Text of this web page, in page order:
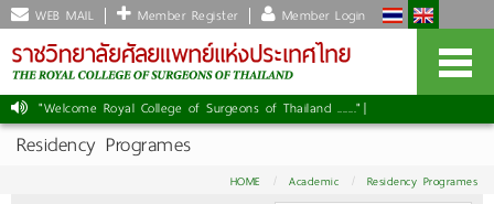
WEB MAIL Member Register Member Login
"Welcome Royal College of Surgeons of Thailand ......." |
Residency Programes
HOME Academic Residency Programes